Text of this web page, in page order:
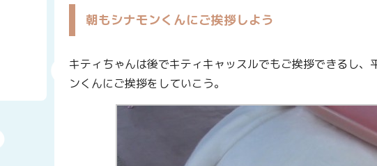
朝もシナモンくんにご挨拶しよう
キティちゃんは後でキティキャッスルでもご挨拶できるし
ンくんにご挨拶をしていこう。